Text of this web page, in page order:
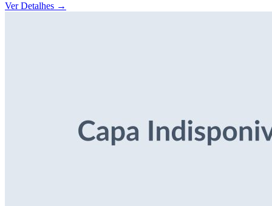
Ver Detalhes →